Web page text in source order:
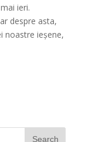
ieri.
despre asta,
noastre ieșene,